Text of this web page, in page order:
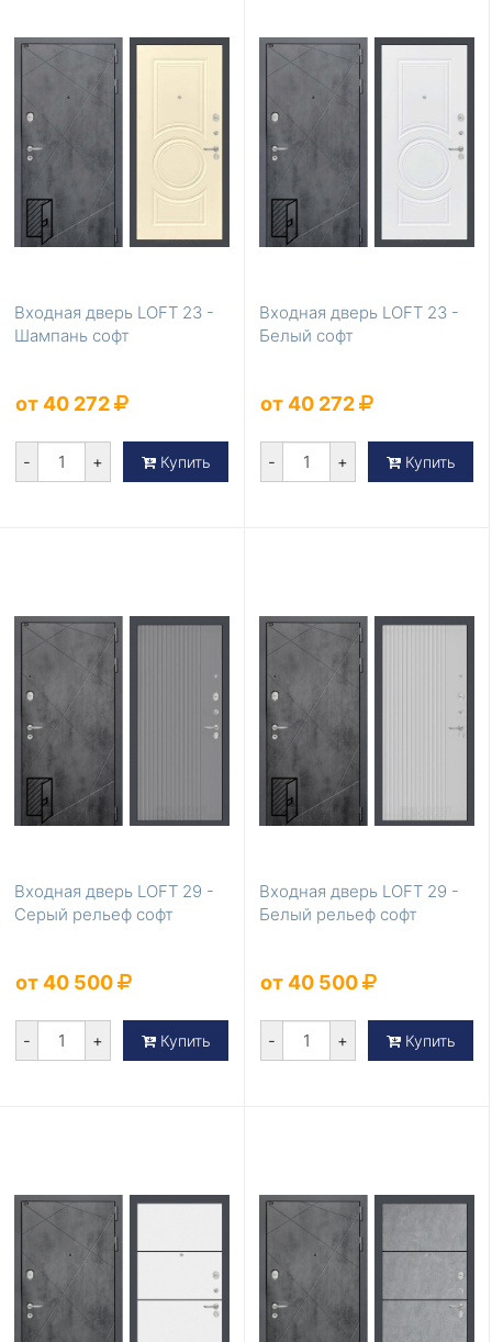
Входная дверь LOFT 23 -
Шампань софт
от 40 272
- + Купить
Входная дверь LOFT 23 -
Белый софт
от 40 272
- + Купить
Входная дверь LOFT 29 -
Серый рельеф софт
от 40 500
- + Купить
Входная дверь LOFT 29 -
Белый рельеф софт
от 40 500
- + Купить